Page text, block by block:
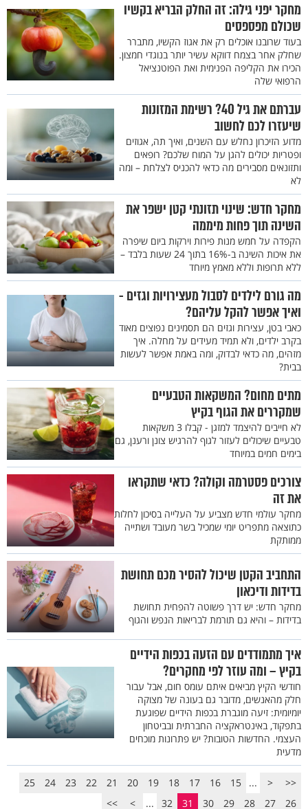
מחקר יפני גילה: זה החלק הבריא בקשיו
שכולם מפספסים
בעוד שרובנו אוכלים רק את אגוז הקשיו, מתברר
שחלק אחר בצמח דווקא עשיר יותר בנוגדי חמצון.
הכירו את הקליפה הפנימית ואת הפוטנציאל
הרפואי שלה
עברתם את גיל 40? רשימת המזונות
שיעזרו לכם לחשוב
מדוע הזיכרון נחלש עם השנים, ואיך תה, אגוזים
ופטריות יכולים להגן על המוח שלכם? רופאים
ותזונאים מסבירים מה כדאי להכניס לצלחת – ומה
לא
מחקר חדש: שינוי תזונתי קטן ישפר את
השינה תוך פחות מיממה
הקפדה על חמש מנות פירות וירקות ביום שיפרה
את איכות השינה ב-16% בתוך 24 שעות בלבד –
ללא תרופות וללא מאמץ מיוחד
מה גורם לילדים לסבול מעצירויות וגזים -
ואיך אפשר להקל עליהם?
כאבי בטן, עצירות וגזים הם תסמינים נפוצים מאוד
בקרב ילדים, ולא תמיד מעידים על מחלה. איך
מזהים, מה כדאי לבדוק, ומה באמת אפשר לעשות
בבית?
מתים מחום? המשקאות הטבעיים
שמקררים את הגוף בקיץ
לא חייבים להיצמד למזגן - קבלו 3 משקאות
טבעיים שיכולים לעזור לגוף להרגיש צונן ורענן, גם
בימים חמים במיוחד
צורכים פסטרמה וקולה? כדאי שתקראו
את זה
מחקר עולמי חדש מצביע על העלייה בסיכון לחלות
כתוצאה מתפריט יומי שמכיל בשר מעובד ושתייה
ממותקת
התחביב הקטן שיכול להסיר מכם תחושת
בדידות ודיכאון
מחקר חדש: יש דרך פשוטה להפחית תחושת
בדידות – והיא גם תורמת לבריאות הנפש והגוף
איך מתמודדים עם הזעה בכפות הידיים
בקיץ – ומה עוזר לפי מחקרים?
חודשי הקיץ מביאים איתם עומס חום, אבל עבור
חלק מהאנשים, מדובר גם בעונה של מצוקה
יומיומית: זיעה מוגברת בכפות הידיים שפוגעת
בתפקוד, באינטראקציה החברתית ובביטחון
העצמי. החדשות הטובות? יש פתרונות מוכחים
מדעית
<<
<
...
15
16
17
18
19
20
21
22
23
24
25
26
27
28
29
30
31
32
...
>
>>